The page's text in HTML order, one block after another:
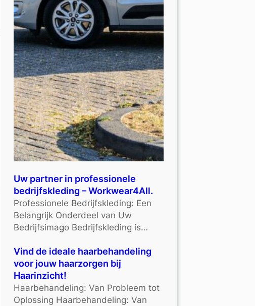
Uw partner in professionele
bedrijfskleding – Workwear4All.
Professionele Bedrijfskleding: Een
Belangrijk Onderdeel van Uw
Bedrijfsimago Bedrijfskleding is…
Vind de ideale haarbehandeling
voor jouw haarzorgen bij
Haarinzicht!
Haarbehandeling: Van Probleem tot
Oplossing Haarbehandeling: Van